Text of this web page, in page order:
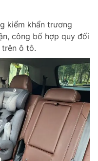
kiểm khẩn trương
công bố hợp quy đối
ô tô.